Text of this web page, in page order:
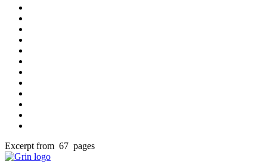
Excerpt from 67 pages